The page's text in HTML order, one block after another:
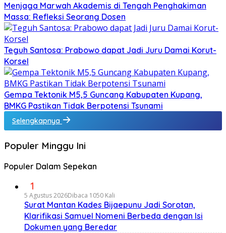
Menjaga Marwah Akademis di Tengah Penghakiman
Massa: Refleksi Seorang Dosen
Teguh Santosa: Prabowo dapat Jadi Juru Damai Korut-
Korsel
Gempa Tektonik M5,5 Guncang Kabupaten Kupang,
BMKG Pastikan Tidak Berpotensi Tsunami
Selengkapnya
Populer Minggu Ini
Populer Dalam Sepekan
1
5 Agustus 2026Dibaca 1050 Kali
Surat Mantan Kades Bijaepunu Jadi Sorotan,
Klarifikasi Samuel Nomeni Berbeda dengan Isi
Dokumen yang Beredar